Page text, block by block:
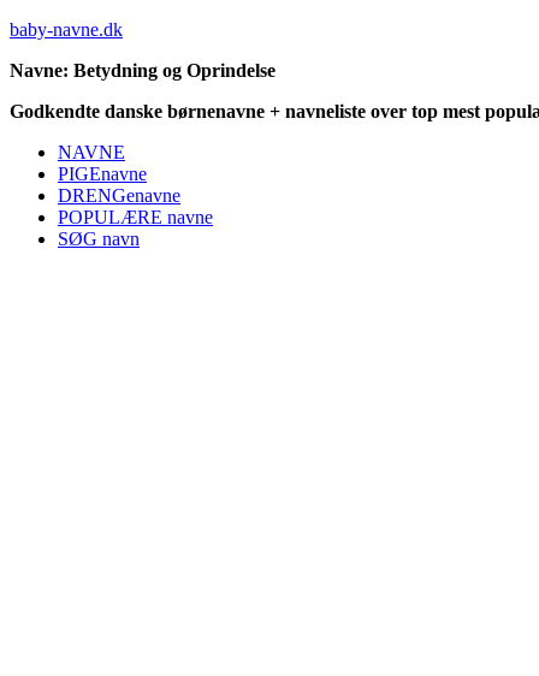
baby-navne.dk
Navne: Betydning og Oprindelse
Godkendte danske børnenavne + navneliste over top mest
NAVNE
PIGEnavne
DRENGenavne
POPULÆRE navne
SØG navn